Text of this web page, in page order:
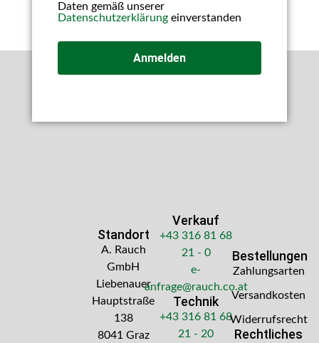
Daten gemäß unserer
Datenschutzerklärungeinverstanden
Anmelden
Standort
A. Rauch
GmbH
Liebenauer
Hauptstraße
138
8041 Graz
Verkauf
+43 316 81 68
21 - 0
e-
anfrage@rauch.co.at
Technik
+43 316 81 68
21 - 20
Bestellungen
Zahlungsarten
Versandkosten
Widerrufsrecht
Rechtliches